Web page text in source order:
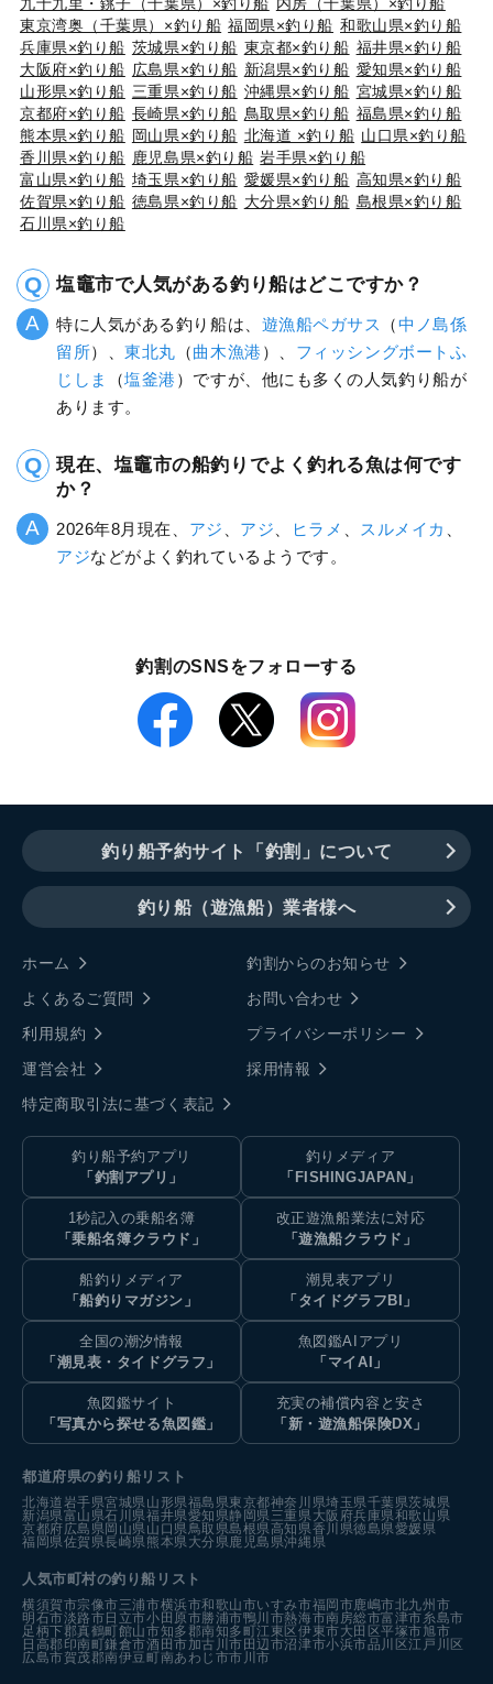
東京湾奥（千葉県）×釣り船 福岡県×釣り船 和歌山県×釣り船
兵庫県×釣り船 茨城県×釣り船 東京都×釣り船 福井県×釣り船
大阪府×釣り船 広島県×釣り船 新潟県×釣り船 愛知県×釣り船
山形県×釣り船 三重県×釣り船 沖縄県×釣り船 宮城県×釣り船
京都府×釣り船 長崎県×釣り船 鳥取県×釣り船 福島県×釣り船
熊本県×釣り船 岡山県×釣り船 北海道 ×釣り船 山口県×釣り船
香川県×釣り船 鹿児島県×釣り船 岩手県×釣り船
富山県×釣り船 埼玉県×釣り船 愛媛県×釣り船 高知県×釣り船
佐賀県×釣り船 徳島県×釣り船 大分県×釣り船 島根県×釣り船
石川県×釣り船
塩竈市で人気がある釣り船はどこですか？
特に人気がある釣り船は、 遊漁船ペガサス （中ノ島係
留所）、東北丸 （曲木漁港 ）、 フィッシングボートふ
じしま
（塩釜港 ）ですが、他にも多くの人気釣り船が
あります。
現在、塩竈市の船釣りでよく釣れる魚は何です
か？
2026年8月現在、 アジ アジ ヒラメ スルメイカ
アジなどがよく釣れているようです。
釣割のSNSをフォローする
釣り船予約サイト「釣割」について
釣り船（遊漁船）業者様へ
ホーム
釣割からのお知らせ
よくあるご質問
お問い合わせ
利用規約
プライバシーポリシー
運営会社
採用情報
特定商取引法に基づく表記
釣り船予約アプリ
「釣割アプリ」
釣りメディア
「FISHINGJAPAN」
1秒記入の乗船名簿
「乗船名簿クラウド」
改正遊漁船業法に対応
「遊漁船クラウド」
船釣りメディア
「船釣りマガジン」
潮見表アプリ
「タイドグラフBI」
全国の潮汐情報
「潮見表・タイドグラフ」
魚図鑑AIアプリ
「マイAI」
魚図鑑サイト
「写真から探せる魚図鑑」
充実の補償内容と安さ
「新・遊漁船保険DX」
都道府県の釣り船リスト
北海道 岩手県宮城県 山形県福島県東京都神奈川県埼玉県千葉県茨城県
新潟県富山県石川県福井県愛知県静岡県 三重県 大阪府兵庫県和歌山県
京都府広島県岡山県 山口県 鳥取県島根県高知県香川県徳島県愛媛県
福岡県佐賀県長崎県 熊本県 大分県 鹿児島県沖縄県
人気市町村の釣り船リスト
横須賀市宗像市三浦市横浜市和歌山市いすみ市福岡市鹿嶋市北九州市
明石市淡路市日立市小田原市勝浦市鴨川市熱海市南房総市富津市糸島市
足柄下郡真鶴町館山市知多郡南知多町江東区伊東市大田区平塚市旭市
日高郡印南町鎌倉市酒田市加古川市田辺市沼津市小浜市品川区江戸川区
広島市賀茂郡南伊豆町南あわじ市市川市